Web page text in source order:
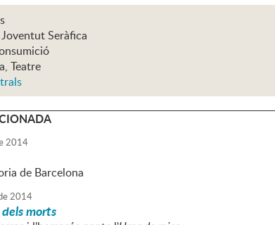
Seràfica
Teatre
2014
de Barcelona
2014
morts